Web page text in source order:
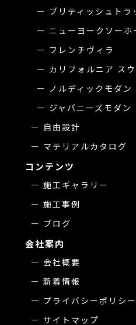
ブリティッシュトラ
ニューヨークソーホ
フレンチヴィラ
カリフォルニア ス
ノルディックモダン
ジャパニーズモダン
自由設計
マテリアルカタログ
コンテンツ
施工ギャラリー
施工事例
ブログ
会社案内
会社概要
新着情報
プライバシーポリシー
サイトマップ